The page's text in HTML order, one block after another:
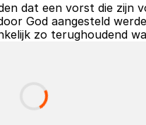
dat een vorst die
God aangesteld
zo terughoudend